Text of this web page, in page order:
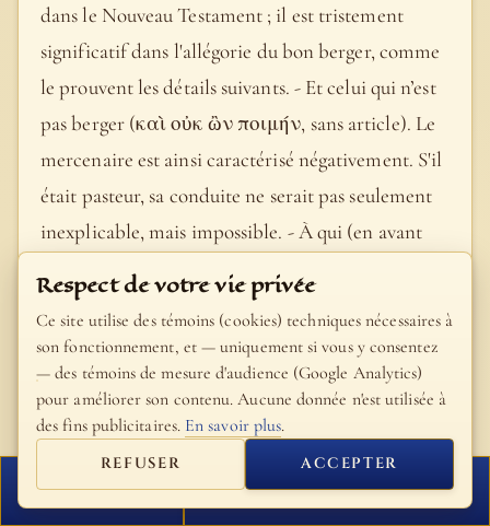
dans le Nouveau Testament ; il est tristement
significatif dans l'allégorie du bon berger, comme
le prouvent les détails suivants. - Et celui qui n’est
pas berger (καὶ οὐκ ὢν ποιμήν, sans article). Le
mercenaire est ainsi caractérisé négativement. S'il
était pasteur, sa conduite ne serait pas seulement
inexplicable, mais impossible. - À qui (en avant
avec l'accent) les brebis n’appartiennent pas. Cf. v.
3. Troisième répétition emphatique de la même
pensée. Il ne prend aucun intérêt personnel aux
brebis confiées à sa garde. - Voit (θεωρεῖ, verbe
expressif) venir le loup : τὸν λύκον avec l'article.
Le loup, cet ennemi perpétuel et universel des
brebis sans défense. Au moral, quiconque est
ennemi de Notre-Seigneur Jésus-Christ et des
FERMER PROCHAIN VERSET
Respect de votre vie privée
Ce site utilise des témoins (cookies) techniques nécessaires à
son fonctionnement, et — uniquement si vous y consentez
— des témoins de mesure d'audience (Google Analytics)
pour améliorer son contenu. Aucune donnée n'est utilisée à
des fins publicitaires. En savoir plus.
REFUSER ACCEPTER